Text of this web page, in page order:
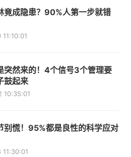
竟成隐患？90%人第一步就错
突然来的！4个信号3个管理要
鼓起来
10:35:01
别慌！95%都是良性的科学应对